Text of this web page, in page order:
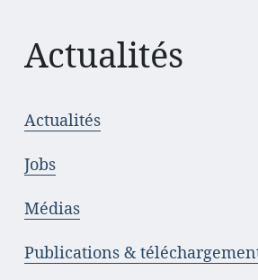
Actualités
Actualités
Jobs
Médias
Publications &